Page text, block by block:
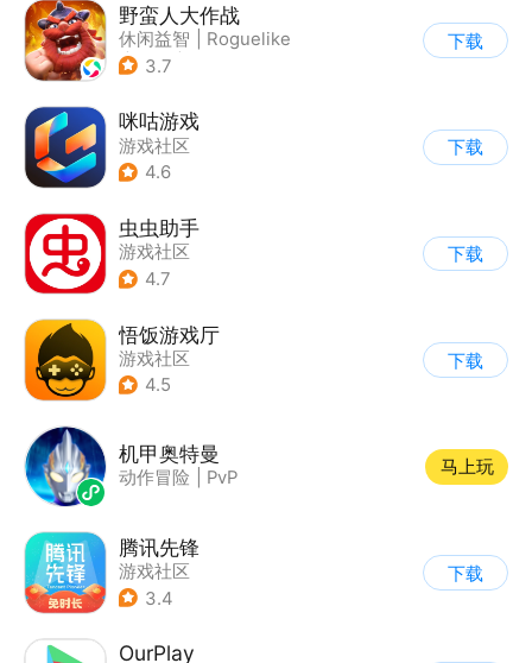
野蛮人大作战
休闲益智
Roguelike
| 奇幻
3.7
下载
咪咕游戏
游戏社区
4.6
下载
虫虫助手
游戏社区
4.7
下载
悟饭游戏厅
游戏社区
4.5
下载
机甲奥特曼
动作冒险 PvP
马上玩
腾讯先锋
游戏社区
3.4
下载
OurPlay